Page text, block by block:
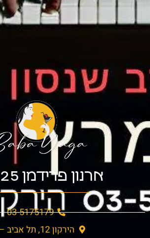
ארנון פרידמן 8.3.25
03-5175179
הירקון 12, תל אביב – יפו